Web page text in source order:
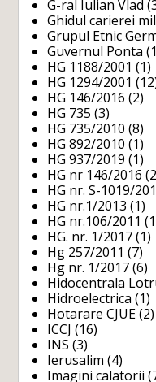
G-ral Iulian Vlad
Ghidul carierei
Grupul Etnic
Guvernul Ponta
HG 1188/2001 (1)
HG 1294/2001
HG 146/2016 (2)
HG 735 (3)
HG 735/2010 (8)
HG 892/2010 (1)
HG 937/2019 (1)
HG nr 146/2016
HG nr. S-1019/
HG nr.1/2013 (1)
HG nr.106/2011
HG. nr. 1/2017 (1)
Hg 257/2011 (7)
Hg nr. 1/2017 (6)
Hidocentrala
Hidroelectrica (1)
Hotarare CJUE (2)
ICCJ (16)
INS (3)
Ierusalim (4)
Imagini calatorii